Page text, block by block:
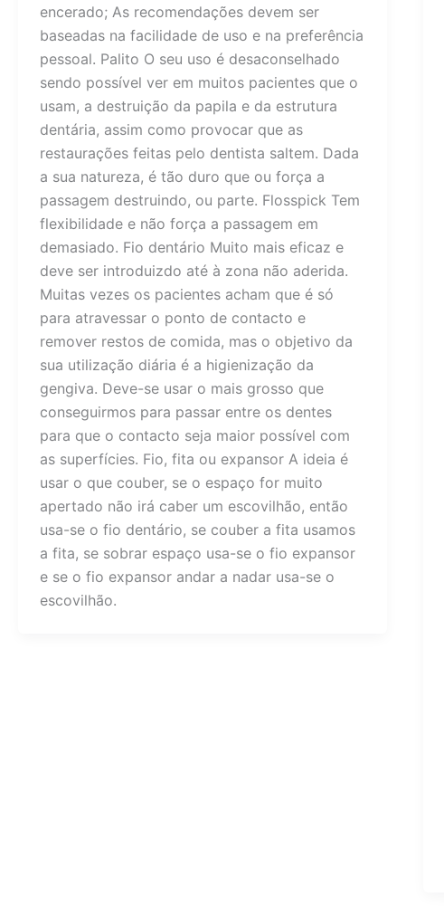
encerado; As recomendações devem ser
baseadas na facilidade de uso e na preferência
pessoal. Palito O seu uso é desaconselhado
sendo possível ver em muitos pacientes que o
usam, a destruição da papila e da estrutura
dentária, assim como provocar que as
restaurações feitas pelo dentista saltem. Dada
a sua natureza, é tão duro que ou força a
passagem destruindo, ou parte. Flosspick Tem
flexibilidade e não força a passagem em
demasiado. Fio dentário Muito mais eficaz e
deve ser introduizdo até à zona não aderida.
Muitas vezes os pacientes acham que é só
para atravessar o ponto de contacto e
remover restos de comida, mas o objetivo da
sua utilização diária é a higienização da
gengiva. Deve-se usar o mais grosso que
conseguirmos para passar entre os dentes
para que o contacto seja maior possível com
as superfícies. Fio, fita ou expansor A ideia é
usar o que couber, se o espaço for muito
apertado não irá caber um escovilhão, então
usa-se o fio dentário, se couber a fita usamos
a fita, se sobrar espaço usa-se o fio expansor
e se o fio expansor andar a nadar usa-se o
escovilhão.